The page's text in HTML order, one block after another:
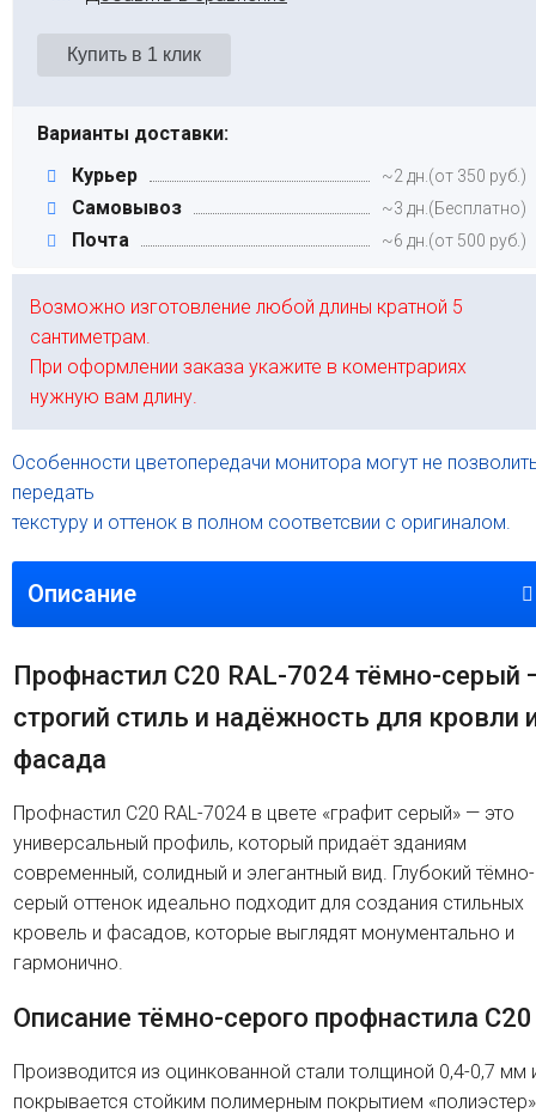
Варианты доставки:
Курьер
~2 дн.(от 350 руб.)
Самовывоз ~3 дн.(Бесплатно)
Почта ~6 дн.(от 500 руб.)
Возможно изготовление любой длины кратной 5
сантиметрам.
При оформлении заказа укажите в коментрариях
нужную вам длину.
Особенности цветопередачи монитора могут не
передать
текстуру и оттенок в полном соответсвии с оригиналом.
Описание
Профнастил C20 RAL-7024 тёмно-серый
строгий стиль и надёжность для кровли
фасада
Профнастил C20 RAL-7024 в цвете «графит серый» — это
универсальный профиль, который придаёт зданиям
современный, солидный и элегантный вид. Глубокий тёмно-
серый оттенок идеально подходит для создания стильных
кровель и фасадов, которые выглядят монументально и
гармонично.
Описание тёмно-серого профнастила C20
Производится из оцинкованной стали толщиной 0,4-0,7 мм
покрывается стойким полимерным покрытием